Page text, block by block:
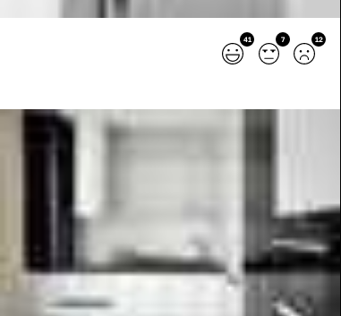
41 7 12